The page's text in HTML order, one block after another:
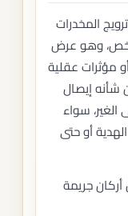
المخدرات
وهو عرض
مؤثرات عقلية
شأنه إيصال
الغير، سواء
أو حتى
جريمة